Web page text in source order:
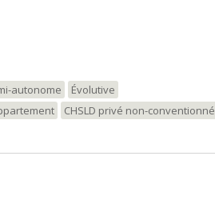
autonome
Évolutive
CHSLD privé non-conventionné